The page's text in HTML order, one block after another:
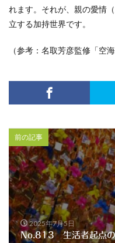
れます。それが、親の愛情
立する加持世界です。
（参考：名取芳彦監修「空
前の記事
2025年7月5日
No.813 生活者起点